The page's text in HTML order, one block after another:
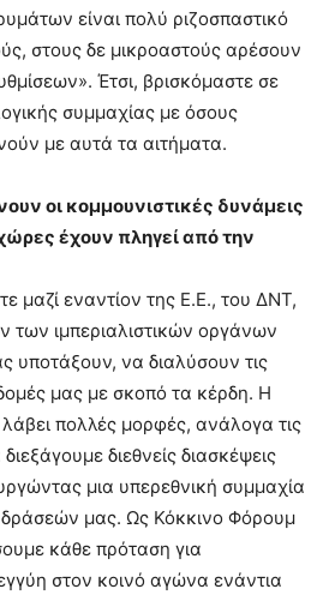
είναι πολύ ριζοσπαστικό
στους δε μικροαστούς αρέσουν
Έτσι, βρισκόμαστε σε
συμμαχίας με όσους
με αυτά τα αιτήματα.
οι κομμουνιστικές δυνάμεις
έχουν πληγεί από την
μαζί εναντίον της Ε.Ε., του ΔΝΤ,
των ιμπεριαλιστικών οργάνων
υποτάξουν, να διαλύσουν τις
μας με σκοπό τα κέρδη. Η
πολλές μορφές, ανάλογα τις
διεθνείς διασκέψεις
μια υπερεθνική συμμαχία
δράσεών μας. Ως Κόκκινο Φόρουμ
κάθε πρόταση για
στον κοινό αγώνα ενάντια